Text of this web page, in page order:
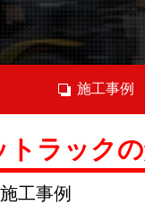
施工事例
ラック
施工事例